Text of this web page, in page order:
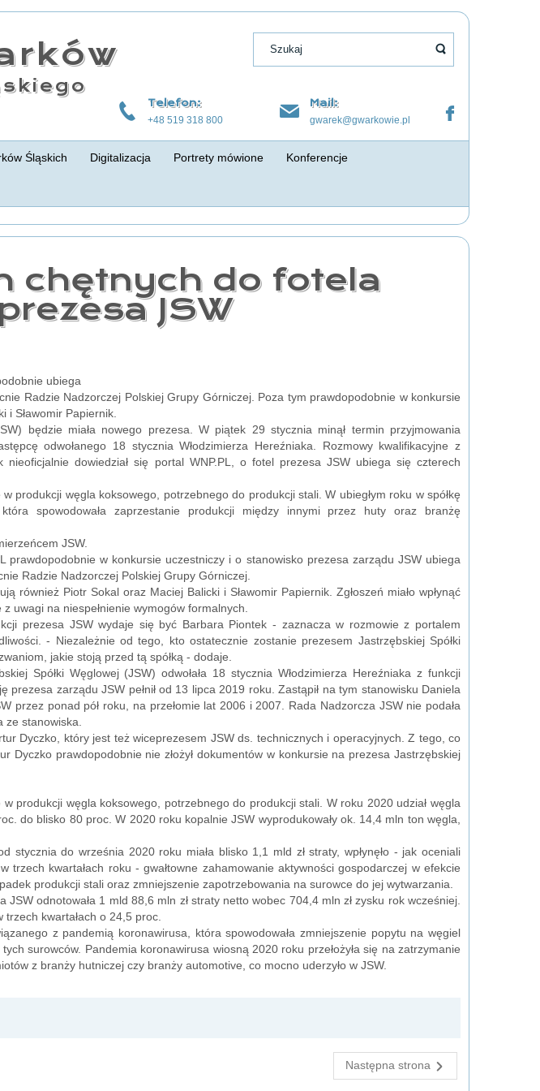
Telefon:
+48 519 318 800
Mail:
gwarek@gwarkowie.pl
Śląskich Digitalizacja Portrety mówione Konferencje
chętnych do fotela
prezesa JSW
ubiega
Radzie Nadzorczej Polskiej Grupy Górniczej. Poza tym prawdopodobnie w konkursie
i Sławomir Papiernik.
będzie miała nowego prezesa. W piątek 29 stycznia minął termin przyjmowania
odwołanego 18 stycznia Włodzimierza Hereźniaka. Rozmowy kwalifikacyjne z
dowiedział się portal WNP.PL, o fotel prezesa JSW ubiega się czterech
produkcji węgla koksowego, potrzebnego do produkcji stali. W ubiegłym roku w spółkę
spowodowała zaprzestanie produkcji między innymi przez huty oraz branżę
JSW.
prawdopodobnie w konkursie uczestniczy i o stanowisko prezesa zarządu JSW ubiega
Radzie Nadzorczej Polskiej Grupy Górniczej.
również Piotr Sokal oraz Maciej Balicki i Sławomir Papiernik. Zgłoszeń miało wpłynąć
uwagi na niespełnienie wymogów formalnych.
prezesa JSW wydaje się być Barbara Piontek - zaznacza w rozmowie z portalem
- Niezależnie od tego, kto ostatecznie zostanie prezesem Jastrzębskiej Spółki
jakie stoją przed tą spółką - dodaje.
Spółki Węglowej (JSW) odwołała 18 stycznia Włodzimierza Hereźniaka z funkcji
prezesa zarządu JSW pełnił od 13 lipca 2019 roku. Zastąpił na tym stanowisku Daniela
przez ponad pół roku, na przełomie lat 2006 i 2007. Rada Nadzorcza JSW nie podała
ze stanowiska.
Dyczko, który jest też wiceprezesem JSW ds. technicznych i operacyjnych. Z tego, co
Dyczko prawdopodobnie nie złożył dokumentów w konkursie na prezesa Jastrzębskiej
produkcji węgla koksowego, potrzebnego do produkcji stali. W roku 2020 udział węgla
do blisko 80 proc. W 2020 roku kopalnie JSW wyprodukowały ok. 14,4 mln ton węgla,
stycznia do września 2020 roku miała blisko 1,1 mld zł straty, wpłynęło - jak oceniali
trzech kwartałach roku - gwałtowne zahamowanie aktywności gospodarczej w efekcie
produkcji stali oraz zmniejszenie zapotrzebowania na surowce do jej wytwarzania.
odnotowała 1 mld 88,6 mln zł straty netto wobec 704,4 mln zł zysku rok wcześniej.
trzech kwartałach o 24,5 proc.
z pandemią koronawirusa, która spowodowała zmniejszenie popytu na węgiel
surowców. Pandemia koronawirusa wiosną 2020 roku przełożyła się na zatrzymanie
z branży hutniczej czy branży automotive, co mocno uderzyło w JSW.
Następna strona